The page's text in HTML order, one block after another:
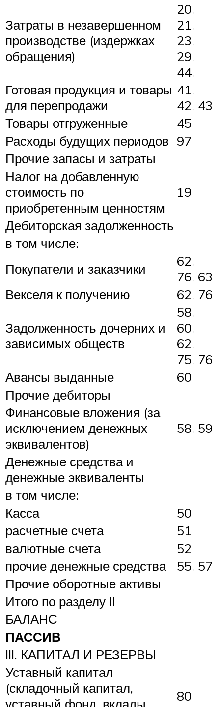
Затраты в незавершенном
производстве (издержках
обращения)
20,
21,
23,
29,
44,
Готовая продукция и товары
для перепродажи
41,
42, 43
Товары отгруженные
45
Расходы будущих периодов 97
Прочие запасы и затраты
Налог на добавленную
стоимость по
приобретенным ценностям
19
Дебиторская задолженность
в том числе:
Покупатели и заказчики
62,
76, 63
Векселя к получению
62, 76
Задолженность дочерних и
зависимых обществ
58,
60,
62,
75, 76
Авансы выданные
60
Прочие дебиторы
Финансовые вложения (за
исключением денежных
эквивалентов)
58, 59
Денежные средства и
денежные эквиваленты
в том числе:
Касса
50
расчетные счета
51
валютные счета
52
прочие денежные средства
55, 57
Прочие оборотные активы
Итого по разделу II
БАЛАНС
ПАССИВ
III. КАПИТАЛ И РЕЗЕРВЫ
Уставный капитал
(складочный капитал,
уставный фонд, вклады
80